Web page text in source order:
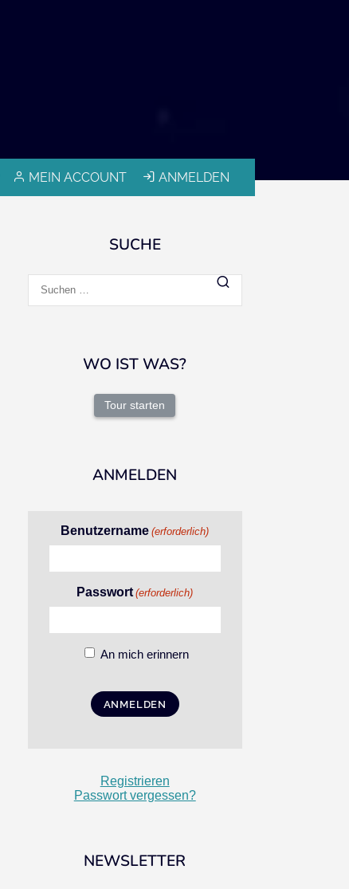
MEIN ACCOUNT ANMELDEN
SUCHE
nach:
WO IST WAS?
Tour starten
ANMELDEN
Benutzername (erforderlich)
Passwort (erforderlich)
An mich erinnern
Registrieren
Passwort vergessen?
NEWSLETTER